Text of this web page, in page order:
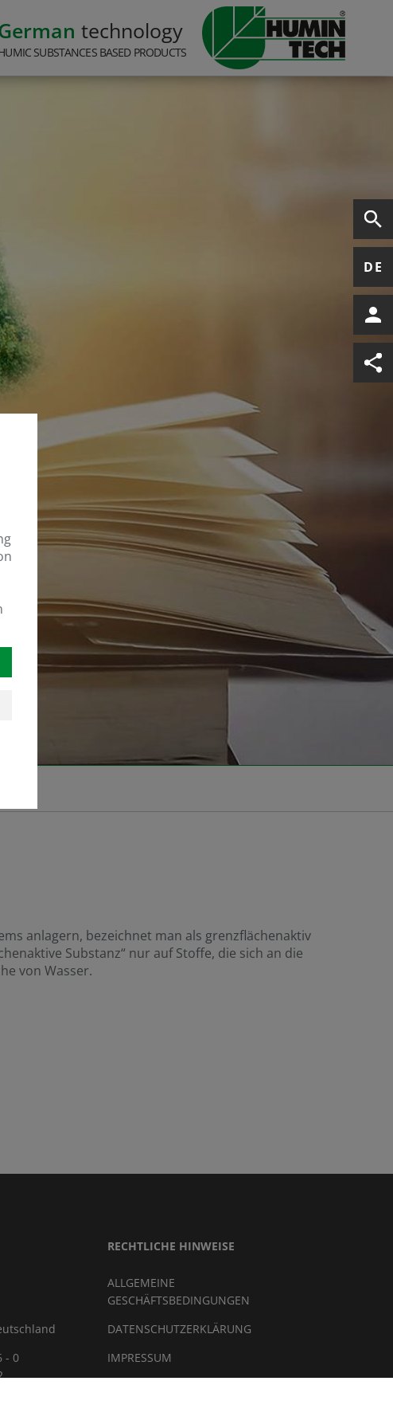
technology
SUBSTANCES BASED PRODUCTS
DE
anlagern, bezeichnet man als grenzflächenaktiv
Substanz“ nur auf Stoffe, die sich an die
von Wasser.
- 0
RECHTLICHE HINWEISE
ALLGEMEINE
GESCHÄFTSBEDINGUNGEN
DATENSCHUTZERKLÄRUNG
IMPRESSUM